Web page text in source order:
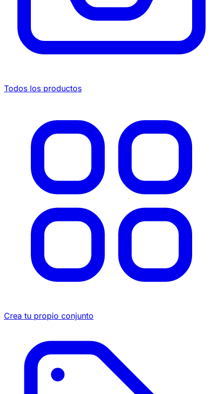
Todos los productos
Crea tu propio conjunto